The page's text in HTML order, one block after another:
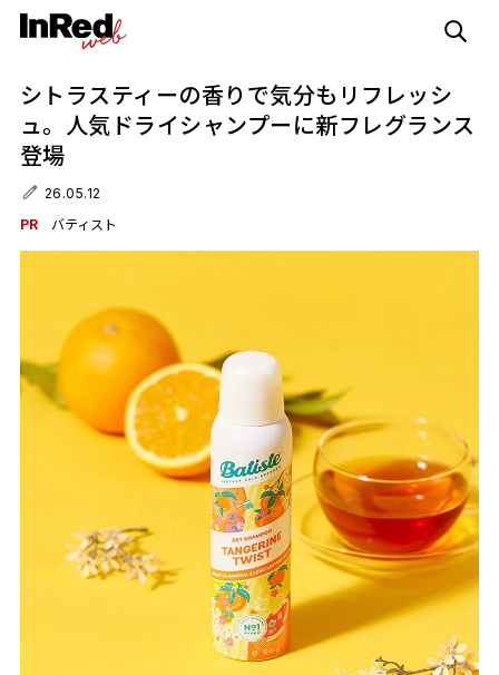
シトラスティーの香りで気分もリフレッシ
ュ。人気ドライシャンプーに新フレグランス
登場
26.05.12
PR バティスト